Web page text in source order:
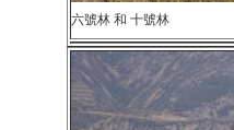
六號林 和 十號林